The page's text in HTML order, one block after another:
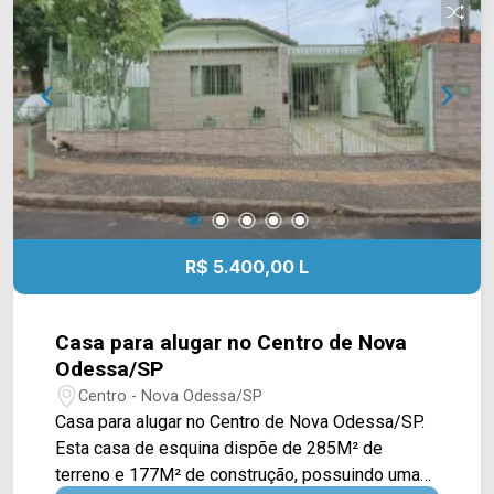
Rosa, em condomínio, o imóvel possui fácil
acesso à Av. Ampélio Gazzetta, Av. Carlos
Botelho, Rua Fioravante Martins e Av. Rodolfo
Kivitz. A região conta com uma infraestrutura
completa, incluindo o supermercados, academias,
farmácias e praças, proporcionando praticidade e
conveniência no dia a dia. Entre em contato com a
equipe da Arbix Imóveis e agende a sua visita!!
WhatsApp e Telefone: 19 3475-4546 ARBIX
IMÓVEIS - Presente em cada mudança!
R$ 5.400,00 L
Casa para alugar no Centro de Nova
Odessa/SP
Centro - Nova Odessa/SP
Casa para alugar no Centro de Nova Odessa/SP.
Esta casa de esquina dispõe de 285M² de
terreno e 177M² de construção, possuindo uma